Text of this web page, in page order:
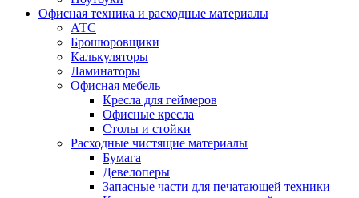
Офисная техника и расходные материалы
АТС
Брошюровщики
Калькуляторы
Ламинаторы
Офисная мебель
Кресла для геймеров
Офисные кресла
Столы и стойки
Расходные чистящие материалы
Бумага
Девелоперы
Запасные части для печатающей техники